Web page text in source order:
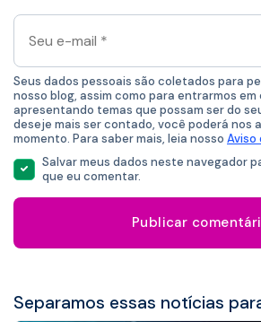
Seu
e-
mail
*
Seus dados pessoais são coletados para
nosso blog, assim como para entrarmos
apresentando temas que possam ser do
deseje mais ser contado, você poderá nos
momento. Para saber mais, leia nosso Aviso
Salvar meus dados neste navegador
que eu comentar.
Separamos essas notícias